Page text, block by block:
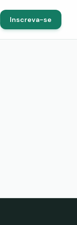
Inscreva-se